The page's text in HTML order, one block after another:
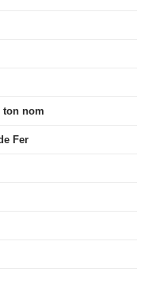
ton nom
Fer